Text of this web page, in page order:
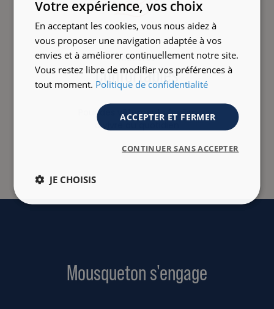
Matières
confortables
Pour des vêtements faciles
à vivre au quotidien
Mousqueton s'engage
Votre expérience, vos choix
En acceptant les cookies, vous nous aidez à
vous proposer une navigation adaptée à vos
envies et à améliorer continuellement notre site.
Vous restez libre de modifier vos préférences à
tout moment. Politique de confidentialité
ACCEPTER ET FERMER
CONTINUER SANS ACCEPTER
JE CHOISIS